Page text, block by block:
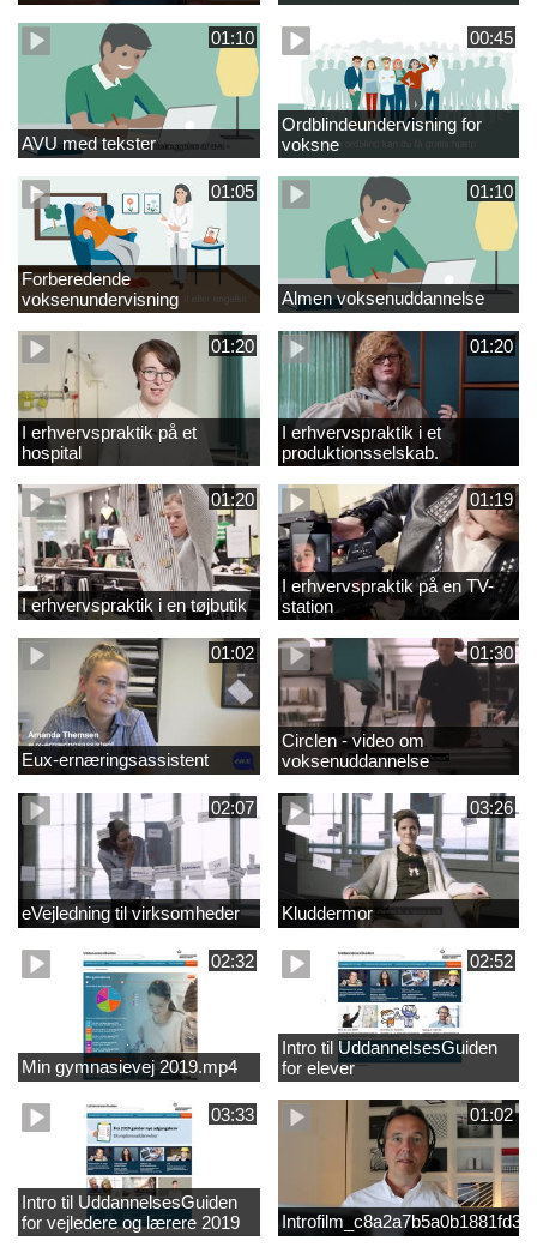
01:10
AVU med tekster
00:45
Ordblindeundervisning for
voksne
01:05
Forberedende
voksenundervisning
01:10
Almen voksenuddannelse
01:20
I erhvervspraktik på et
hospital
01:20
I erhvervspraktik i et
produktionsselskab.
01:20
I erhvervspraktik i en tøjbutik
01:19
I erhvervspraktik på en TV-
station
01:02
Eux-ernæringsassistent
01:30
Circlen - video om
voksenuddannelse
02:07
eVejledning til virksomheder
03:26
Kluddermor
02:32
Min gymnasievej 2019.mp4
02:52
Intro til UddannelsesGuiden
for elever
03:33
Intro til UddannelsesGuiden
for vejledere og lærere 2019
01:02